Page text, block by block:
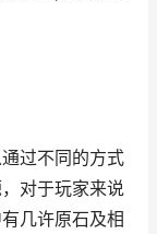
过不同的方式
对于玩家来说
几许原石及相